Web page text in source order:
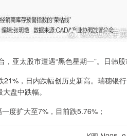
太股市遭遇“黑色星期一”。日韩股
，日内跌幅创历史新高。瑞穗银
盘中跌幅。
扩大至7%，目前跌5.76%；